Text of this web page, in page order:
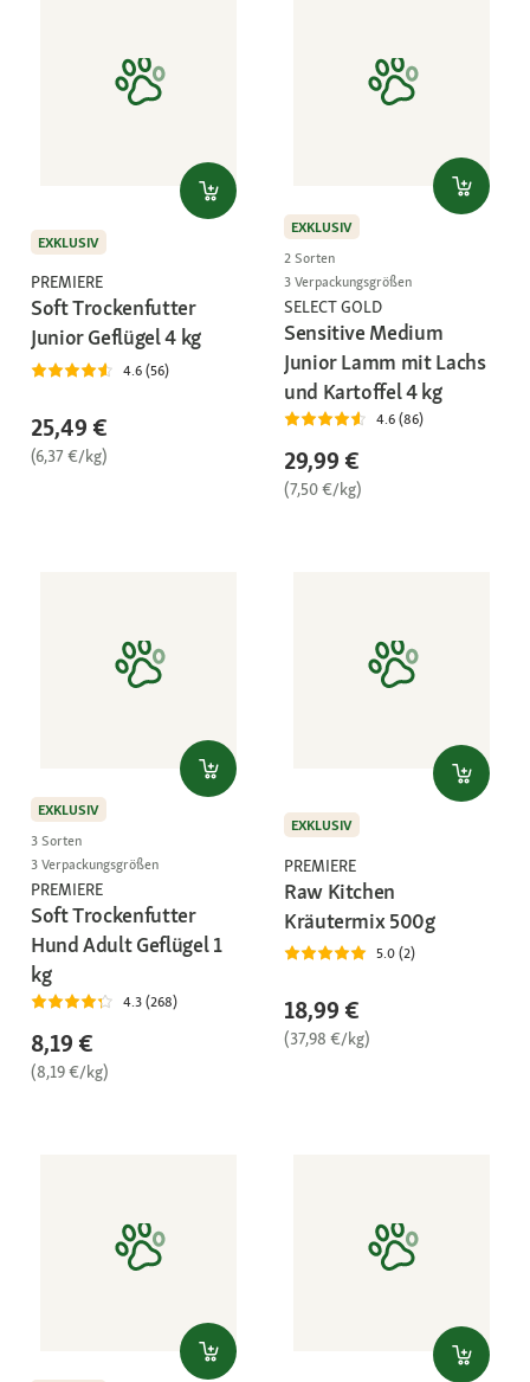
EXKLUSIV
PREMIERE
Soft Trockenfutter
Junior Geflügel 4 kg
4.6 (56)
25,49 €
(6,37 €/kg)
EXKLUSIV
2 Sorten
3 Verpackungsgrößen
SELECT GOLD
Sensitive Medium
Junior Lamm mit Lachs
und Kartoffel 4 kg
4.6 (86)
29,99 €
(7,50 €/kg)
EXKLUSIV
3 Sorten
3 Verpackungsgrößen
PREMIERE
Soft Trockenfutter
Hund Adult Geflügel 1
kg
4.3 (268)
8,19 €
(8,19 €/kg)
EXKLUSIV
PREMIERE
Raw Kitchen
Kräutermix 500g
5.0 (2)
18,99 €
(37,98 €/kg)